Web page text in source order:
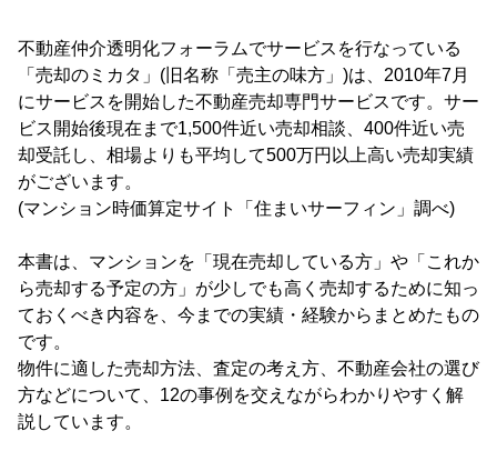
不動産仲介透明化フォーラムでサービスを行なっている
「売却のミカタ」(旧名称「売主の味方」)は、2010年7月
にサービスを開始した不動産売却専門サービスです。サー
ビス開始後現在まで1,500件近い売却相談、400件近い売
却受託し、相場よりも平均して500万円以上高い売却実績
がございます。
(マンション時価算定サイト「住まいサーフィン」調べ)
本書は、マンションを「現在売却している方」や「これか
ら売却する予定の方」が少しでも高く売却するために知っ
ておくべき内容を、今までの実績・経験からまとめたもの
です。
物件に適した売却方法、査定の考え方、不動産会社の選び
方などについて、12の事例を交えながらわかりやすく解
説しています。